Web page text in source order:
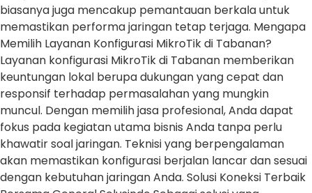
biasanya juga mencakup pemantauan berkala untuk
memastikan performa jaringan tetap terjaga. Mengapa
Memilih Layanan Konfigurasi MikroTik di Tabanan?
Layanan konfigurasi MikroTik di Tabanan memberikan
keuntungan lokal berupa dukungan yang cepat dan
responsif terhadap permasalahan yang mungkin
muncul. Dengan memilih jasa profesional, Anda dapat
fokus pada kegiatan utama bisnis Anda tanpa perlu
khawatir soal jaringan. Teknisi yang berpengalaman
akan memastikan konfigurasi berjalan lancar dan sesuai
dengan kebutuhan jaringan Anda. Solusi Koneksi Terbaik